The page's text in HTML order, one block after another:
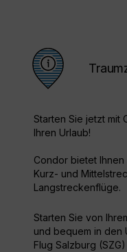
Starten Sie jetzt mit
Ihren Urlaub!
Condor bietet
Kurz- und
Langstreckenflüge.
Starten Sie von
und bequem in den
Flug Salzburg